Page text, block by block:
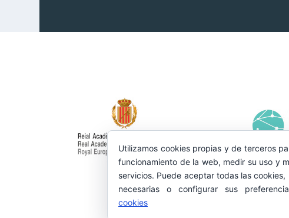
Utilizamos cookies propias y de terceros
funcionamiento de la web, medir su uso y
servicios. Puede aceptar todas las cookies,
necesarias o configurar sus
cookies